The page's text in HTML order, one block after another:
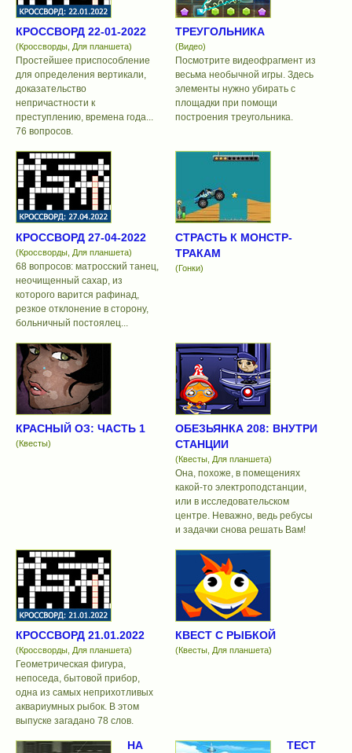
КРОССВОРД 22-01-2022
(Кроссворды, Для планшета)
Простейшее приспособление
для определения вертикали,
доказательство
непричастности к
преступлению, времена года...
76 вопросов.
ТРЕУГОЛЬНИКА
(Видео)
Посмотрите видеофрагмент из
весьма необычной игры. Здесь
элементы нужно убирать с
площадки при помощи
построения треугольника.
КРОССВОРД 27-04-2022
(Кроссворды, Для планшета)
68 вопросов: матросский танец,
неочищенный сахар, из
которого варится рафинад,
резкое отклонение в сторону,
больничный постоялец...
СТРАСТЬ К МОНСТР-
ТРАКАМ
(Гонки)
КРАСНЫЙ ОЗ: ЧАСТЬ 1
(Квесты)
ОБЕЗЬЯНКА 208: ВНУТРИ
СТАНЦИИ
(Квесты, Для планшета)
Она, похоже, в помещениях
какой-то электроподстанции,
или в исследовательском
центре. Неважно, ведь ребусы
и задачки снова решать Вам!
КРОССВОРД 21.01.2022
(Кроссворды, Для планшета)
Геометрическая фигура,
непоседа, бытовой прибор,
одна из самых неприхотливых
аквариумных рыбок. В этом
выпуске загадано 78 слов.
КВЕСТ С РЫБКОЙ
(Квесты, Для планшета)
НА ТЕСТ